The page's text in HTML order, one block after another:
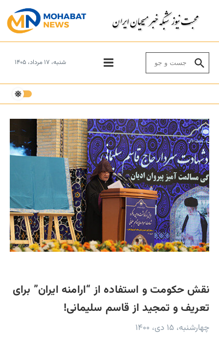
شنبه، ۱۷ مرداد، ۱۴۰۵
نقش حکومت و استفاده از “ارامنه ایران” برای
تعریف و تمجید از قاسم سلیمانی!
چهارشنبه، ۱۵ دی، ۱۴۰۰